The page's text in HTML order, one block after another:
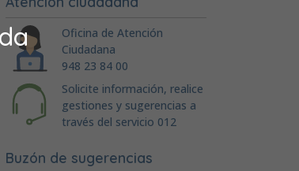
Oficina de Atención
Ciudadana
948 23 84 00
Solicite información, realice
gestiones y sugerencias a
través del servicio 012
Buzón de sugerencias